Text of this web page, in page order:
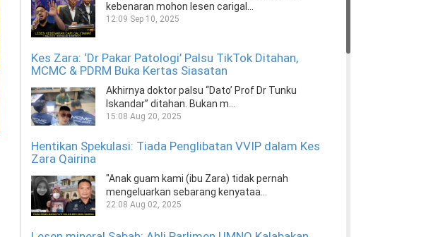
kebenaran mohon lesen carigal...
12:09 Sep 10, 2025
Kes Zara: ‘Dr Pakar Patologi’ Palsu TikTok Ditahan,
MCMC & PDRM Buka Kertas Siasatan
Akhirnya doktor palsu “Dato’ Prof Dr Tunku
Iskandar” ditahan. Bukan m...
15:08 Aug 20, 2025
Hentikan Spekulasi: Tiada Penglibatan VVIP dalam Kes
Zara Qairina
"Anak guam kami (ibu Zara) tidak pernah
mengeluarkan sebarang kenyataa...
22:08 Aug 02, 2025